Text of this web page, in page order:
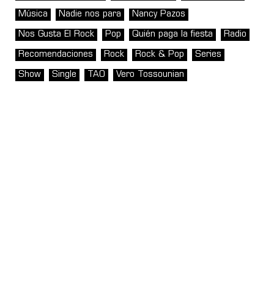
Música Nadie nos para Nancy Pazos
Nos Gusta El Rock Pop Quién paga la fiesta Radio
Recomendaciones Rock Rock & Pop Series
Show Single TAO Vero Tossounian